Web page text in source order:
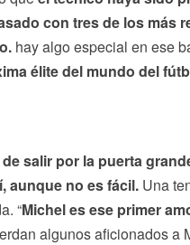
con tres de los más
hay algo especial en ese
élite del mundo del
salir por la puerta
aunque no es fácil. Una
“Michel es ese primer
algunos aficionados a